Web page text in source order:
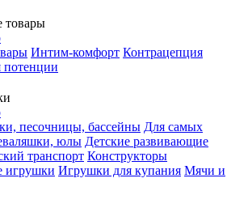
Интим-комфорт Контрацепция
потенции
песочницы, бассейны Для самых
юлы Детские развивающие
транспорт Конструкторы
игрушки Игрушки для купания Мячи и